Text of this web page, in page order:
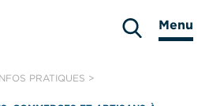
Menu
PRATIQUES >